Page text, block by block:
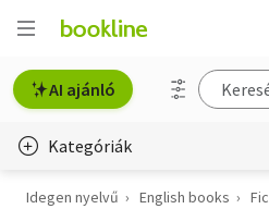
AI ajánló
Kategóriák
Életmód, egészség
Idegen nyelvű English books